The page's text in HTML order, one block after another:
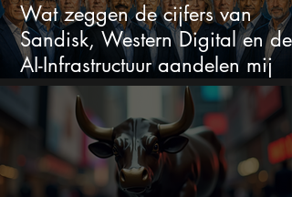
Wat zeggen de cijfers van
Sandisk, Western Digital en de
AI-Infrastructuur aandelen mij
werkelijk